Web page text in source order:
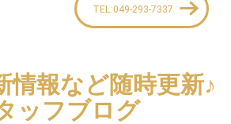
TEL:049-293-7337
情報など随時更新♪
ッフブログ